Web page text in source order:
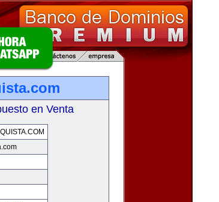
en Venta